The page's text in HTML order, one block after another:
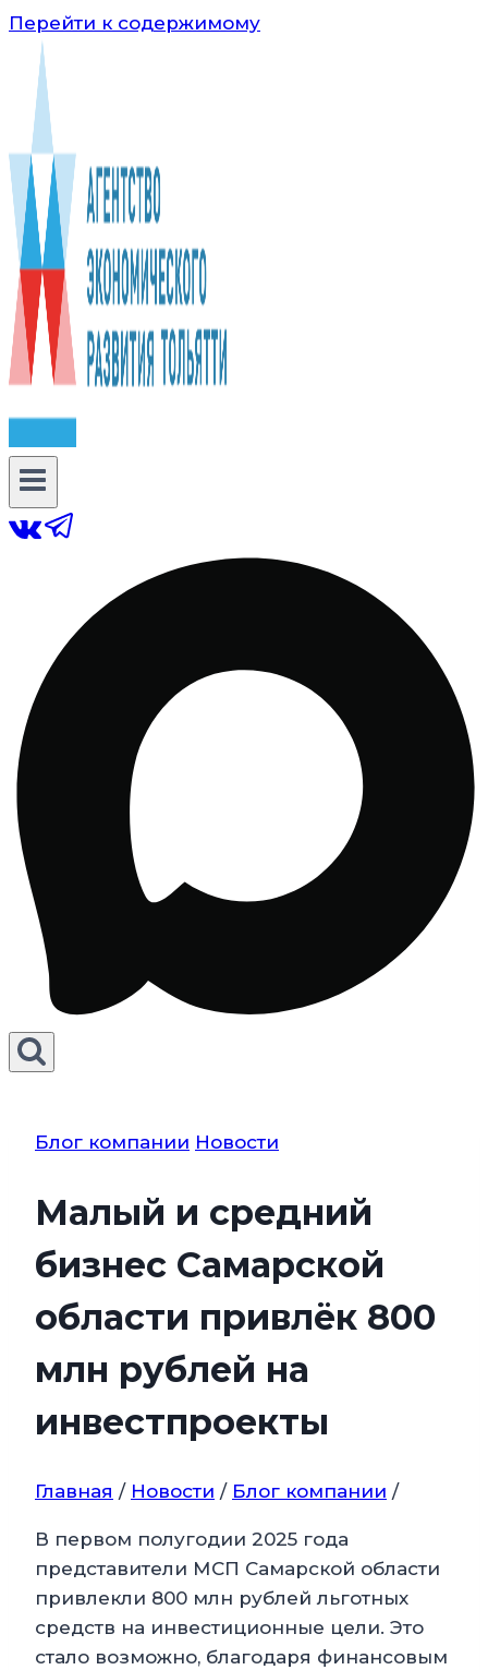
Перейти к содержимому
Блог компании Новости
Малый и средний
бизнес Самарской
области привлёк 800
млн рублей на
инвестпроекты
Главная / Новости / Блог компании /
В первом полугодии 2025 года
представители МСП Самарской области
привлекли 800 млн рублей льготных
средств на инвестиционные цели. Это
стало возможно, благодаря финансовым